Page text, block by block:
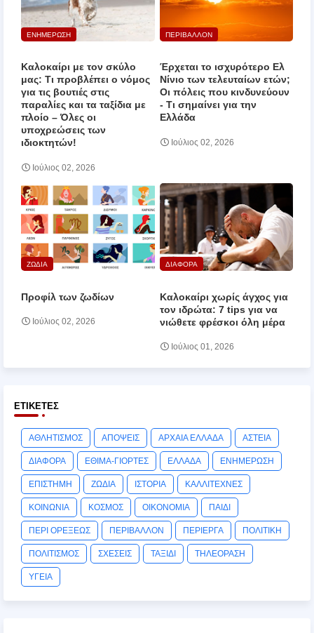
ΕΝΗΜΕΡΩΣΗ
Καλοκαίρι με τον σκύλο
μας: Τι προβλέπει ο νόμος
για τις βουτιές στις
παραλίες και τα ταξίδια με
πλοίο – Όλες οι
υποχρεώσεις των
ιδιοκτητών!
Ιούλιος 02, 2026
ΠΕΡΙΒΑΛΛΟΝ
Έρχεται το ισχυρότερο Ελ
Νίνιο των τελευταίων ετών;
Οι πόλεις που κινδυνεύουν
‑ Τι σημαίνει για την
Ελλάδα
Ιούλιος 02, 2026
ΖΩΔΙΑ
Προφίλ των ζωδίων
Ιούλιος 02, 2026
ΔΙΑΦΟΡΑ
Καλοκαίρι χωρίς άγχος για
τον ιδρώτα: 7 tips για να
νιώθετε φρέσκοι όλη μέρα
Ιούλιος 01, 2026
ΕΤΙΚΈΤΕΣ
ΑΘΛΗΤΙΣΜΟΣ ΑΠΟΨΕΙΣ ΑΡΧΑΙΑ ΕΛΛΑΔΑ ΑΣΤΕΙΑ
ΔΙΑΦΟΡΑ ΕΘΙΜΑ-ΓΙΟΡΤΕΣ ΕΛΛΑΔΑ ΕΝΗΜΕΡΩΣΗ
ΕΠΙΣΤΗΜΗ ΖΩΔΙΑ ΙΣΤΟΡΙΑ ΚΑΛΛΙΤΕΧΝΕΣ
ΚΟΙΝΩΝΙΑ ΚΟΣΜΟΣ ΟΙΚΟΝΟΜΙΑ ΠΑΙΔΙ
ΠΕΡΙ ΟΡΕΞΕΩΣ ΠΕΡΙΒΑΛΛΟΝ ΠΕΡΙΕΡΓΑ ΠΟΛΙΤΙΚΗ
ΠΟΛΙΤΙΣΜΟΣ ΣΧΕΣΕΙΣ ΤΑΞΙΔΙ ΤΗΛΕΟΡΑΣΗ
ΥΓΕΙΑ